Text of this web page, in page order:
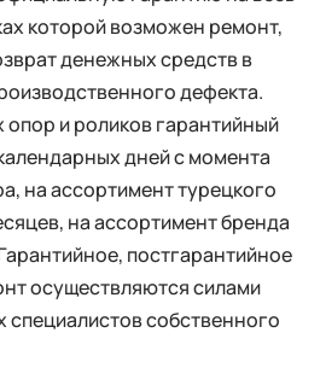
которой возможен ремонт,
денежных средств в
дефекта.
опор и роликов гарантийный
дней с момента
на ассортимент турецкого
на ассортимент бренда
постгарантийное
осуществляются силами
собственного